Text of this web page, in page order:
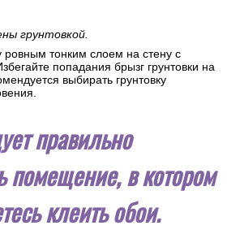
грунтовкой.
ровным тонким слоем на стену с
попадания брызг грунтовки на
выбирать грунтовку
правильно
помещение, в котором
клеить обои.